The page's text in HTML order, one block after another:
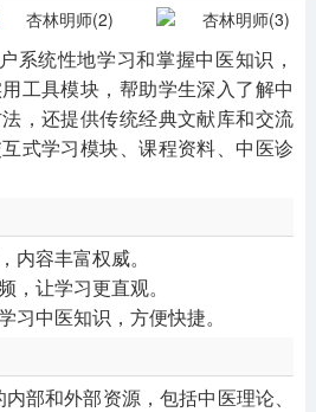
系统性地学习和掌握中医知识，
工具模块，帮助学生深入了解中
，还提供传统经典文献库和交流
式学习模块、课程资料、中医诊
内容丰富权威。
，让学习更直观。
习中医知识，方便快捷。
部和外部资源，包括中医理论、